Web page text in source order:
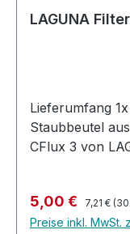
LAGUNA
Lieferumfang 1x Kunststoffsack Beschreibung
Staubbeutel
Verkaufspreis:
5,00 € Regulärer
7,21 €
Preise inkl. MwSt.